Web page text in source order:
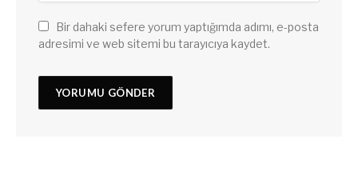
Bir dahaki sefere yorum yaptığımda adımı, e-posta
adresimi ve web sitemi bu tarayıcıya kaydet.